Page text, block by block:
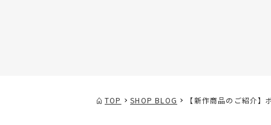
TOP SHOP BLOG 【新作商品のご紹介